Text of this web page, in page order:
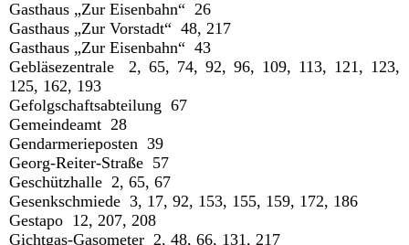
Gasthaus „Zur Eisenbahn“ 26
Gasthaus „Zur Vorstadt“ 48, 217
Gasthaus „Zur Eisenbahn“ 43
Gebläsezentrale 2, 65, 74, 92, 96, 109, 113, 121, 123,
125, 162, 193
Gefolgschaftsabteilung 67
Gemeindeamt 28
Gendarmerieposten 39
Georg-Reiter-Straße 57
Geschützhalle 2, 65, 67
Gesenkschmiede 3, 17, 92, 153, 155, 159, 172, 186
Gestapo 12, 207, 208
Gichtgas-Gasometer 2, 48, 66, 131, 217